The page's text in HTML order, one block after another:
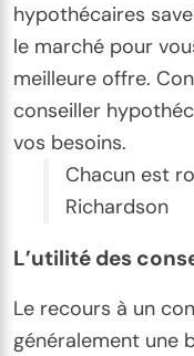
hypothécaires
le marché pour
meilleure offre.
conseiller
vos besoins.
Chacun est
Richardson
L’utilité des
Le recours à un
généralement une